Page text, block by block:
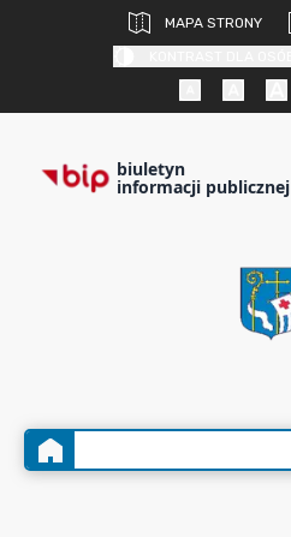
MAPA STRONY
biuletyn
informacji publicznej